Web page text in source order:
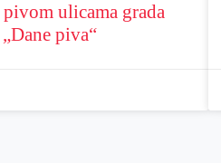
ulicama grada
piva“